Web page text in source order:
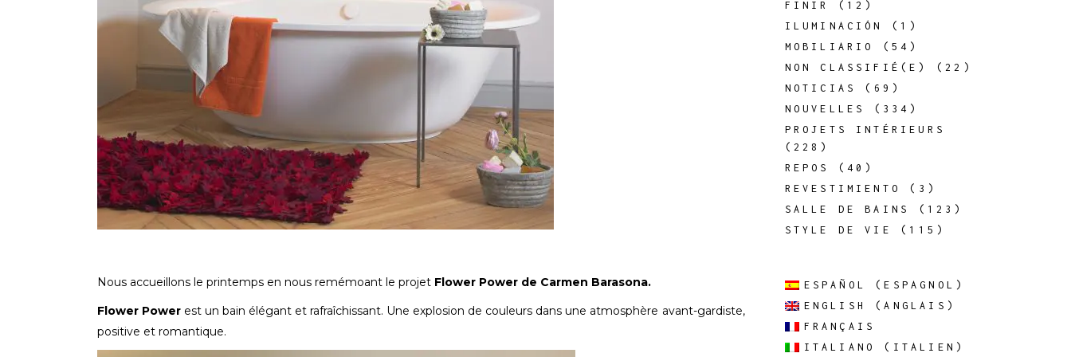
Nous accueillons le printemps en nous remémoant le projet Flower Power de Carmen Barasona.
Flower Power est un bain élégant et rafraîchissant. Une explosion de couleurs dans une atmosphère avant-gardiste,
positive et romantique.
FINIR
(12)
ILUMINACIÓN
(1)
MOBILIARIO
(54)
NON CLASSIFIÉ(E)
(22)
NOTICIAS
(69)
NOUVELLES
(334)
PROJETS INTÉRIEURS
(228)
REPOS
(40)
REVESTIMIENTO
(3)
SALLE DE BAINS
(123)
STYLE DE VIE
(115)
ESPAÑOL (ESPAGNOL )
ENGLISH
(ANGLAIS )
FRANÇAIS
ITALIANO
( ITALIEN )